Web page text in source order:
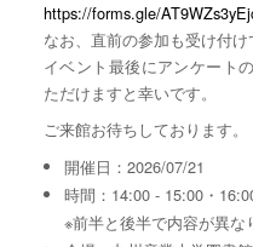
https://forms.gle/
なお、直前の参加も受け付け
イベント最後にアンケート
ただけますと幸いです。
ご来館お待ちしております。
開催日：2026/07/21
時間：14:00 - 15:00・
※前半と後半で内容が異